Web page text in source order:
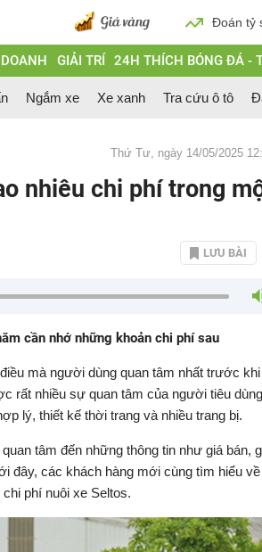
Đoán tỷ
GIẢI TRÍ 24H THÍCH BÓNG ĐÁ -
Ngắm xe Xe xanh Tra cứu ô tô
Thứ Tư, ngày 14/05/2025
nhiêu chi phí trong
LƯU BÀI
cần nhớ những khoản chi phí sau
mà người dùng quan tâm nhất trước
rất nhiều sự quan tâm của người tiêu
lý, thiết kế thời trang và nhiều trang bị.
tâm đến những thông tin như giá bán,
đây, các khách hàng mới cùng tìm hiểu
phí nuôi xe Seltos.